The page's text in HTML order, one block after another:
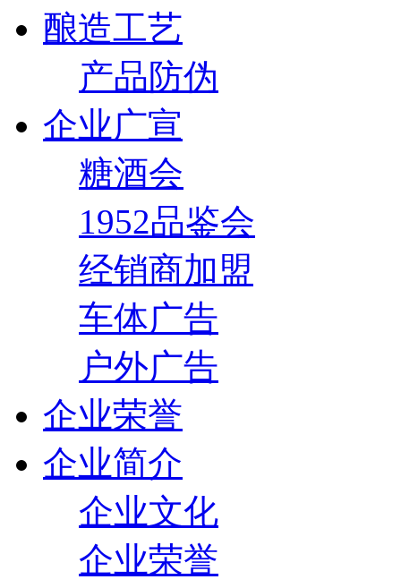
酿造工艺
产品防伪
企业广宣
糖酒会
1952品鉴会
经销商加盟
车体广告
户外广告
企业荣誉
企业简介
企业文化
企业荣誉